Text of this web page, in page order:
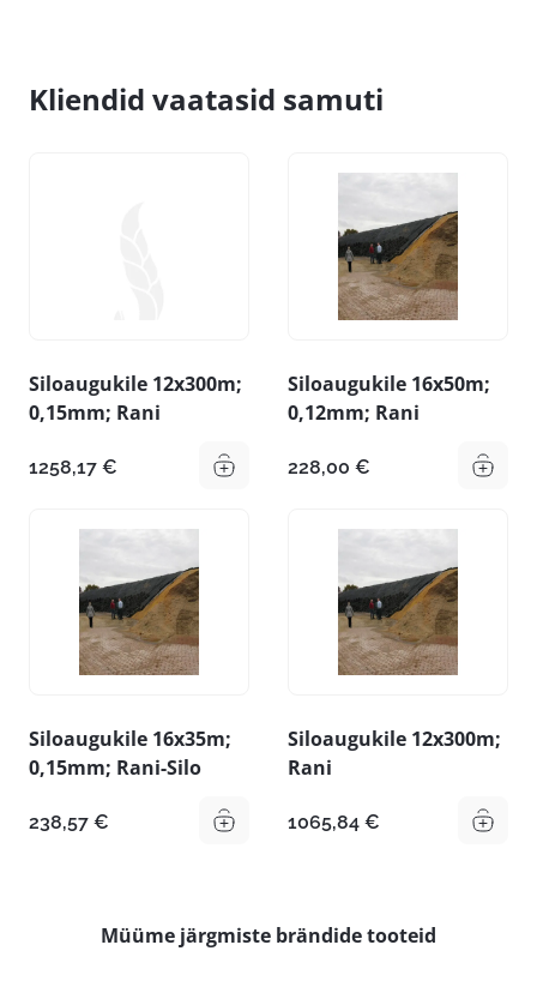
Kliendid vaatasid samuti
Siloaugukile 12x300m;
0,15mm; Rani
1258,17 €
Siloaugukile 16x50m;
0,12mm; Rani
228,00 €
Siloaugukile 16x35m;
0,15mm; Rani-Silo
238,57 €
Siloaugukile 12x300m;
Rani
1065,84 €
Müüme järgmiste brändide tooteid